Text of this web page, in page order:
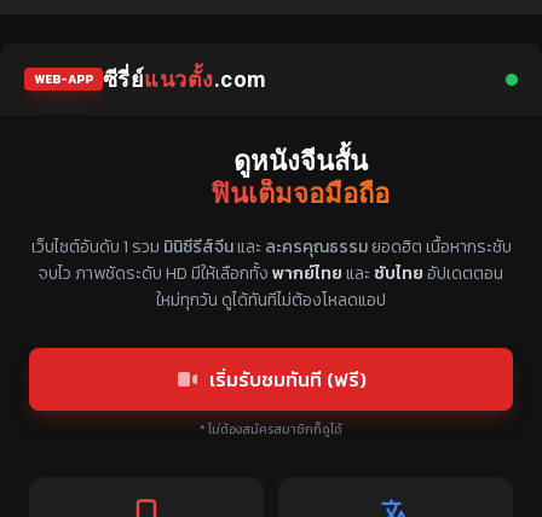
WEB-APP ซีรี่ย์แนวตั้ง.com
ดูหนังจีนสั้น
ฟินเต็มจอมือถือ
เว็บไซต์อันดับ 1 รวม มินิซีรีส์จีนและ ละครคุณธรรมยอดฮิต เนื้อหากระชับ
จบไว ภาพชัดระดับ HD มีให้เลือกทั้งพากย์ไทยและ ซับไทยอัปเดตตอน
ใหม่ทุกวัน ดูได้ทันทีไม่ต้องโหลดแอป
เริ่มรับชมทันที (ฟรี)
* ไม่ต้องสมัครสมาชิกก็ดูได้